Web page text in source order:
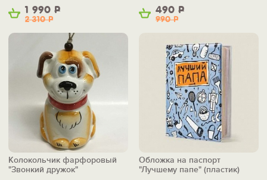
1 990 Р
2 310Р
490 Р
990Р
Колокольчик фарфоровый
"Звонкий дружок"
Обложка на паспорт
"Лучшему папе" (пластик)